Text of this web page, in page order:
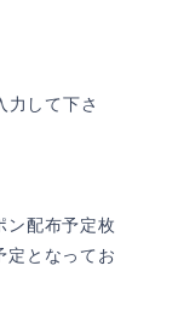
して下さ
ン配布予定枚
定となってお